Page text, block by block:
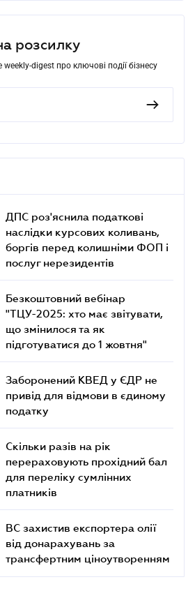
розсилку
digest про ключові події бізнесу
ДПС роз'яснила податкові
наслідки курсових коливань,
боргів перед колишніми ФОП і
послуг нерезидентів
Безкоштовний вебінар
"ТЦУ-2025: хто має звітувати,
що змінилося та як
підготуватися до 1 жовтня"
Заборонений КВЕД у ЄДР не
привід для відмови в єдиному
податку
Скільки разів на рік
перераховують прохідний бал
для переліку сумлінних
платників
ВС захистив експортера олії
від донарахувань за
трансфертним ціноутворенням